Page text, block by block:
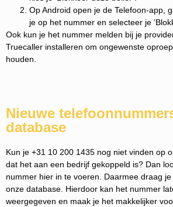
Op Android open je de Telefoon-app,
je op het nummer en selecteer je
Ook kun je het nummer melden bij je
Truecaller installeren om ongewenste
houden.
Nieuwe
database
Kun je +31 10 200 1435 nog niet vinden op
dat het aan een bedrijf gekoppeld is? Dan
nummer hier in te voeren. Daarmee draag
onze database. Hierdoor kan het nummer
weergegeven en maak je het makkelijker